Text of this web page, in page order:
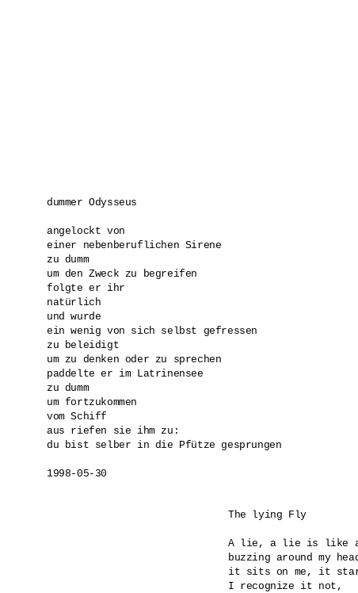
dummer Odysseus
angelockt von
einer nebenberuflichen Sirene
zu dumm
um den Zweck zu begreifen
folgte er ihr
natürlich
und wurde
ein wenig von sich selbst gefressen
zu beleidigt
um zu denken oder zu sprechen
paddelte er im Latrinensee
zu dumm
um fortzukommen
vom Schiff
aus riefen sie ihm zu:
du bist selber in die Pfütze gesprungen
1998-05-30
The lying Fly
A lie, a lie is like
buzzing around my
it sits on me, it
I recognize it not,